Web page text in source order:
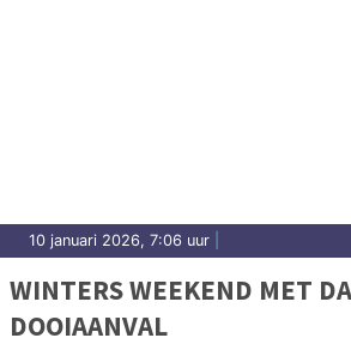
10 januari 2026, 7:06 uur
WINTERS WEEKEND MET
DOOIAANVAL